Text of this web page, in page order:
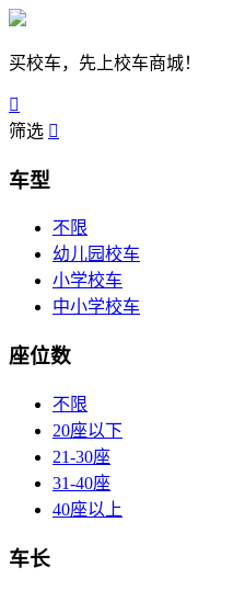
买校车，先上校车商城！

筛选 
车型
不限
幼儿园校车
小学校车
中小学校车
座位数
不限
20座以下
21-30座
31-40座
40座以上
车长